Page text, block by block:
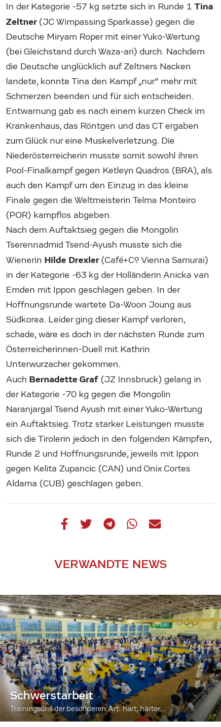
In der Kategorie -57 kg setzte sich in Runde 1 Tina
Zeltner (JC Wimpassing Sparkasse) gegen die
Deutsche Miryam Roper mit einer Yuko-Wertung
(bei Gleichstand durch Waza-ari) durch. Nachdem
die Deutsche unglücklich auf Zeltners Nacken
landete, konnte Tina den Kampf „nur“ mehr mit
Schmerzen beenden und für sich entscheiden.
Entwarnung gab es nach einem kurzen Check im
Krankenhaus, das Röntgen und das CT ergaben
zum Glück nur eine Muskelverletzung. Die
Niederösterreicherin musste somit sowohl ihren
Pool-Finalkampf gegen Ketleyn Quadros (BRA), als
auch den Kampf um den Einzug in das kleine
Finale gegen die Weltmeisterin Telma Monteiro
(POR) kampflos abgeben.
Nach dem Auftaktsieg gegen die Mongolin
Tserennadmid Tsend-Ayush musste sich die
Wienerin Hilde Drexler (Café+Co. Vienna Samurai)
in der Kategorie -63 kg der Holländerin Anicka van
Emden mit Ippon geschlagen geben. In der
Hoffnungsrunde wartete Da-Woon Joung aus
Südkorea. Leider ging dieser Kampf verloren,
schade, wäre es doch in der nächsten Runde zum
Österreicherinnen-Duell mit Kathrin
Unterwurzacher gekommen.
Auch Bernadette Graf (JZ Innsbruck) gelang in
der Kategorie -70 kg gegen die Mongolin
Naranjargal Tsend Ayush mit einer Yuko-Wertung
ein Auftaktsieg. Trotz starker Leistungen musste
sich die Tirolerin jedoch in den folgenden Kämpfen,
Runde 2 und Hoffnungsrunde, jeweils mit Ippon
gegen Kelita Zupancic (CAN) und Onix Cortes
Aldama (CUB) geschlagen geben.
VERWANDTE NEWS
Schwerstarbeit
Trainingsdrill der besonderen Art: hart, härter...